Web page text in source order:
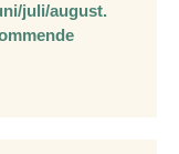
juli/august.